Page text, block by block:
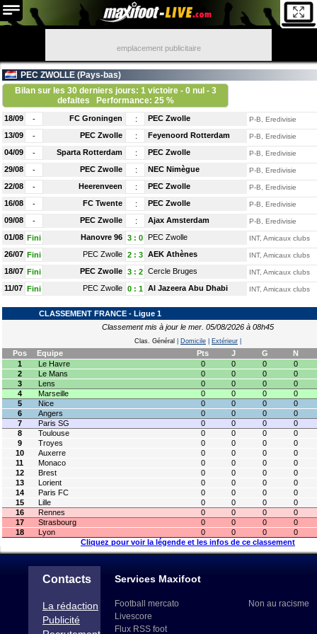
emplacement publicitaire
PEC ZWOLLE (Pays-bas)
Bilan sur les 30 derniers jours: 1 victoire - 0 nul - 3
defaites
Performance: 25 %
18/09 - FC Groningen : PEC Zwolle P-B, Eredivisie
13/09 - PEC Zwolle : Feyenoord Rotterdam P-B, Eredivisie
04/09 - Sparta Rotterdam : PEC Zwolle P-B, Eredivisie
29/08 - PEC Zwolle : NEC Nimègue P-B, Eredivisie
22/08 - Heerenveen : PEC Zwolle P-B, Eredivisie
16/08 - FC Twente : PEC Zwolle P-B, Eredivisie
09/08 - PEC Zwolle : Ajax Amsterdam P-B, Eredivisie
01/08 Fini Hanovre 96 3 : 0 PEC Zwolle INT, Amicaux clubs
26/07 Fini PEC Zwolle 2 : 3 AEK Athènes INT, Amicaux clubs
18/07 Fini PEC Zwolle 3 : 2 Cercle Bruges INT, Amicaux clubs
11/07 Fini PEC Zwolle 0 : 1 Al Jazeera Abu Dhabi INT, Amicaux clubs
CLASSEMENT FRANCE - Ligue 1
Classement mis à jour le mer. 05/08/2026 à 08h45
Clas. Général Domicile Extérieur
Pos Equipe Pts J G
N
1
Le Havre 0 0 0
0
2
Le Mans 0 0 0
0
3
Lens 0 0 0
0
4
Marseille 0 0 0
0
5
Nice 0 0 0
0
6
Angers 0 0 0
0
7
Paris SG 0 0 0
0
8
Toulouse 0 0 0
0
9
Troyes 0 0 0
0
10
Auxerre 0 0 0
0
11
Monaco 0 0 0
0
12
Brest 0 0 0
0
13
Lorient 0 0 0
0
14
Paris FC 0 0 0
0
15
Lille 0 0 0
0
16
Rennes 0 0 0
0
17
Strasbourg 0 0 0
0
18
Lyon 0 0 0
0
Cliquez pour voir la légende et les infos de ce classement
Contacts
La rédaction
Publicité
Services Maxifoot
Football mercato
Livescore
Flux RSS foot
Non au racisme